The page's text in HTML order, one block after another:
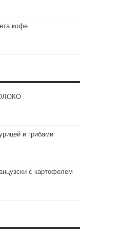
кофе
и грибами
с картофелем